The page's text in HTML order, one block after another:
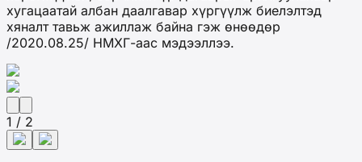
хугацаатай албан даалгавар хүргүүлж биелэлтэд
хяналт тавьж ажиллаж байна гэж өнөөдөр
/2020.08.25/ НМХГ-аас мэдээллээ.
1 / 2